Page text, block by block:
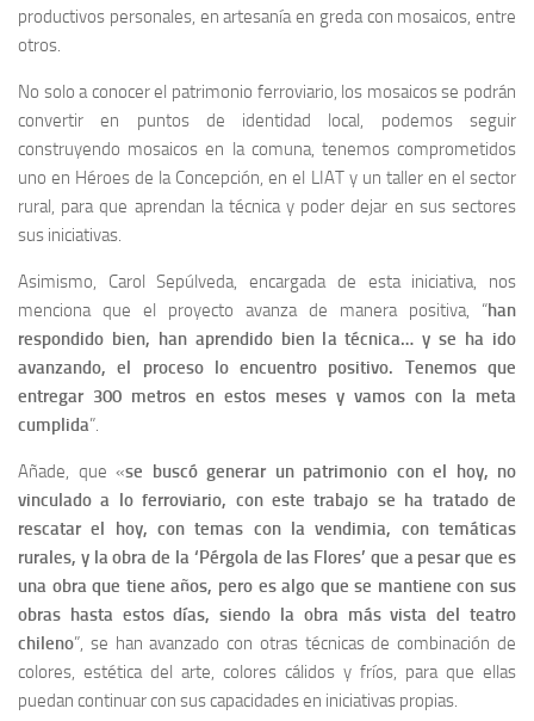
productivos personales, en artesanía en greda con mosaicos, entre
otros.
No solo a conocer el patrimonio ferroviario, los mosaicos se podrán
convertir en puntos de identidad local, podemos seguir
construyendo mosaicos en la comuna, tenemos comprometidos
uno en Héroes de la Concepción, en el LIAT y un taller en el sector
rural, para que aprendan la técnica y poder dejar en sus sectores
sus iniciativas.
Asimismo, Carol Sepúlveda, encargada de esta iniciativa, nos
menciona que el proyecto avanza de manera positiva, “han
respondido bien, han aprendido bien la técnica… y se ha ido
avanzando, el proceso lo encuentro positivo. Tenemos que
entregar 300 metros en estos meses y vamos con la meta
cumplida”.
Añade, que «se buscó generar un patrimonio con el hoy, no
vinculado a lo ferroviario, con este trabajo se ha tratado de
rescatar el hoy, con temas con la vendimia, con temáticas
rurales, y la obra de la ‘Pérgola de las Flores’ que a pesar que es
una obra que tiene años, pero es algo que se mantiene con sus
obras hasta estos días, siendo la obra más vista del teatro
chileno”, se han avanzado con otras técnicas de combinación de
colores, estética del arte, colores cálidos y fríos, para que ellas
puedan continuar con sus capacidades en iniciativas propias.